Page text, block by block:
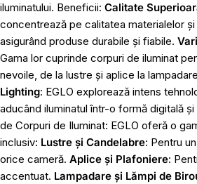
iluminatului. Beneficii: Calitate
concentrează pe calitatea materialelor
asigurând produse durabile și fiabile.
Gama lor cuprinde corpuri de iluminat
nevoile, de la lustre și aplice la
Lighting: EGLO explorează intens
aducând iluminatul într-o formă digitală
de Corpuri de Iluminat: EGLO oferă o
inclusiv: Lustre și Candelabre: Pentru
orice cameră. Aplice și Plafoniere:
accentuat. Lampadare și Lămpi de